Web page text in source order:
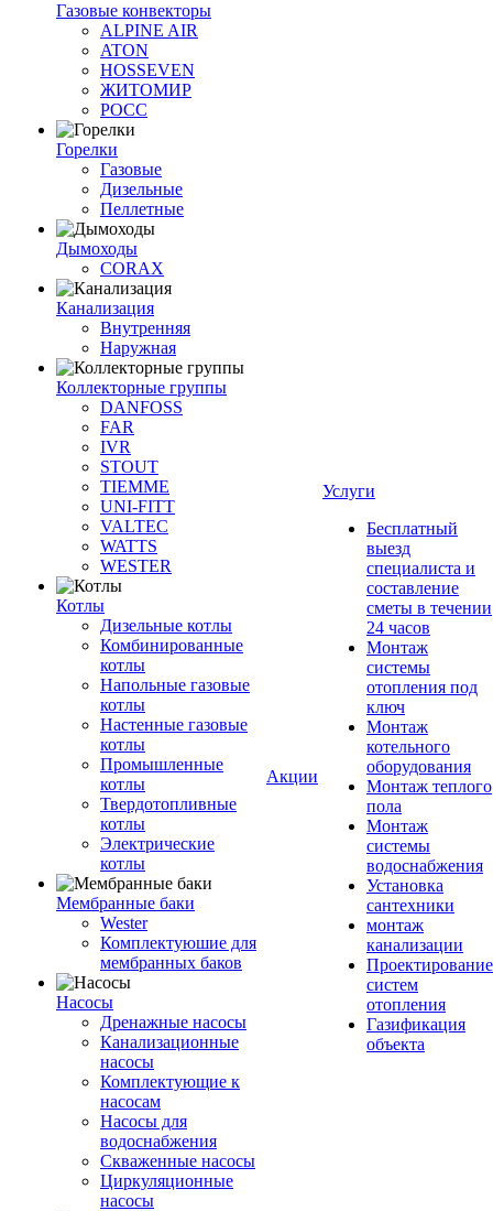
Газовые конвекторы
ALPINE AIR
ATON
HOSSEVEN
ЖИТОМИР
РОСС
Горелки
Газовые
Дизельные
Пеллетные
Дымоходы
CORAX
Канализация
Внутренняя
Наружная
Коллекторные группы
DANFOSS
FAR
IVR
STOUT
TIEMME
UNI-FITT
VALTEC
WATTS
WESTER
Котлы
Дизельные котлы
Комбинированные
котлы
Напольные газовые
котлы
Настенные газовые
котлы
Промышленные
котлы
Твердотопливные
котлы
Электрические
котлы
Мембранные баки
Wester
Комплектуюшие для
мембранных баков
Насосы
Дренажные насосы
Канализационные
насосы
Комплектующие к
насосам
Насосы для
водоснабжения
Скваженные насосы
Циркуляционные
насосы
Акции
Услуги
Бесплатный
выезд
специалиста и
составление
сметы в течении
24 часов
Монтаж
системы
отопления под
ключ
Монтаж
котельного
оборудования
Монтаж теплого
пола
Монтаж
системы
водоснабжения
Установка
сантехники
монтаж
канализации
Проектирование
систем
отопления
Газификация
объекта